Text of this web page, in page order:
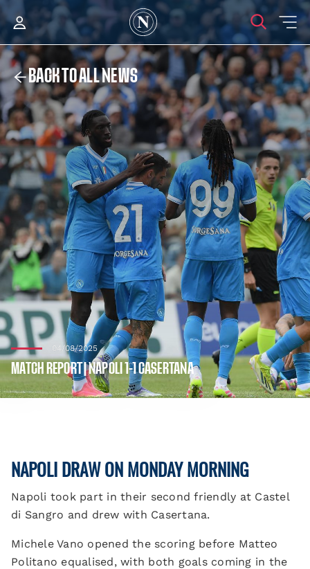
BACK TO ALL NEWS
04/08/2025
MATCH REPORT | NAPOLI 1-1 CASERTANA
NAPOLI DRAW ON MONDAY MORNING
Napoli took part in their second friendly at Castel
di Sangro and drew with Casertana.
Michele Vano opened the scoring before Matteo
Politano equalised, with both goals coming in the